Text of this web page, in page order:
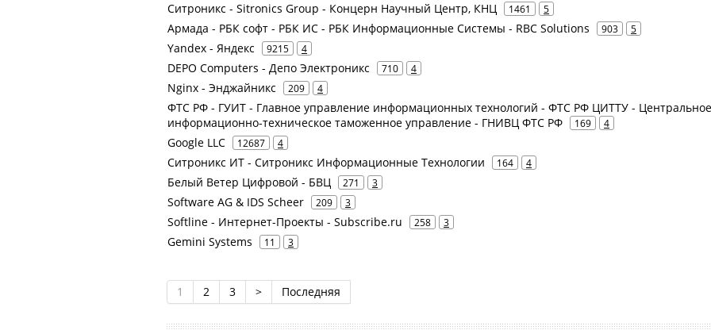
Ситроникс - Sitronics Group - Концерн Научный Центр, КНЦ 1461 5
Армада - РБК софт - РБК ИС - РБК Информационные Системы - RBC Solutions 903 5
Yandex - Яндекс 9215 4
DEPO Computers - Депо Электроникс 710 4
Nginx - Энджайникс 209 4
ФТС РФ - ГУИТ - Главное управление информационных технологий - ФТС РФ ЦИТТУ - Центральное
информационно-техническое таможенное управление - ГНИВЦ ФТС РФ
169 4
Google LLC 12687 4
Ситроникс ИТ - Ситроникс Информационные Технологии 164 4
Белый Ветер Цифровой - БВЦ 271 3
Software AG & IDS Scheer 209 3
Softline - Интернет-Проекты - Subscribe.ru 258 3
Gemini Systems 11 3
1 2 3 > Последняя